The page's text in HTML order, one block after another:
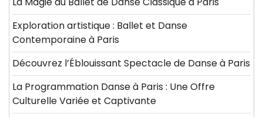
Exploration artistique : Ballet et Danse
Contemporaine à Paris
Découvrez l’Éblouissant Spectacle de Danse à Paris
La Programmation Danse à Paris : Une Offre
Culturelle Variée et Captivante